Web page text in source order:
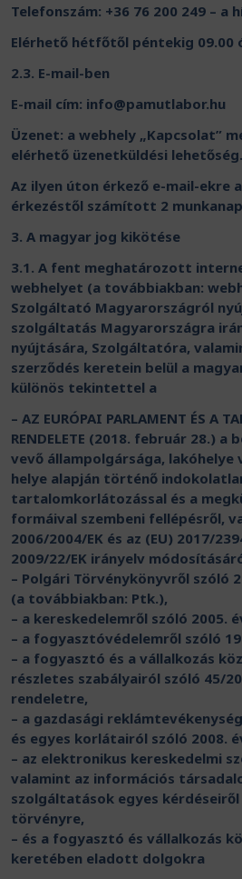
Telefonszám: +36 76 200 249 – a
Elérhető hétfőtől péntekig 09.00
2.3. E-mail-ben
E-mail cím: info@pamutlabor.hu
Üzenet: a webhely „Kapcsolat”
elérhető üzenetküldési lehetőség.
Az ilyen úton érkező e-mail-ekre
érkezéstől számított 2
3. A magyar jog kikötése
3.1. A fent meghatározott
webhelyet (a továbbiakban:
Szolgáltató Magyarországról
szolgáltatás Magyarországra
nyújtására, Szolgáltatóra,
szerződés keretein belül a
különös tekintettel a
– AZ EURÓPAI PARLAMENT ÉS A
RENDELETE (2018. február 28.) a
vevő állampolgársága, lakóhelye
helye alapján történő
tartalomkorlátozással és a
formáival szembeni fellépésről,
2006/2004/EK és az (EU) 2017/
2009/22/EK irányelv
– Polgári Törvénykönyvről szóló
(a továbbiakban: Ptk.),
– a kereskedelemről szóló 2005.
– a fogyasztóvédelemről szóló
– a fogyasztó és a vállalkozás
részletes szabályairól szóló 45/
rendeletre,
– a gazdasági
és egyes korlátairól szóló 2008.
– az elektronikus kereskedelmi
valamint az információs
szolgáltatások egyes kérdéseiről
törvényre,
– és a fogyasztó és vállalkozás
keretében eladott dolgokra